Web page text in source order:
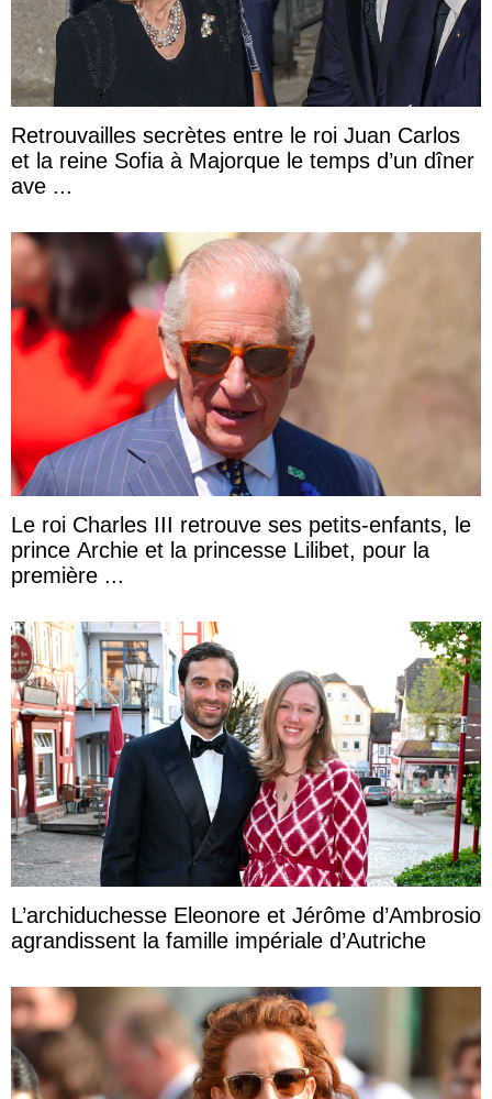
Retrouvailles secrètes entre le roi Juan Carlos
et la reine Sofia à Majorque le temps d’un dîner
ave ...
Le roi Charles III retrouve ses petits-enfants, le
prince Archie et la princesse Lilibet, pour la
première ...
L’archiduchesse Eleonore et Jérôme d’Ambrosio
agrandissent la famille impériale d’Autriche